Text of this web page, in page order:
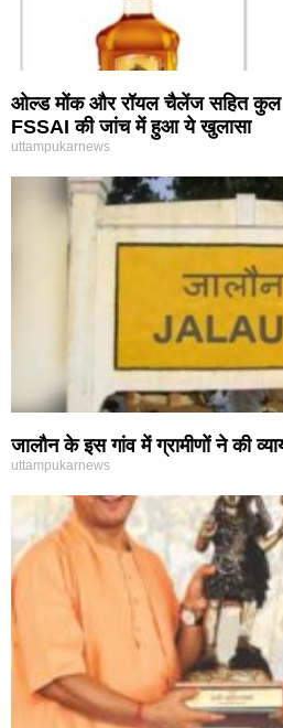
ओल्ड मोंक और रॉयल चैलेंज सहित कुल
FSSAI की जांच में हुआ ये खुलासा
uttampukarnews
जालौन के इस गांव में ग्रामीणों ने की
uttampukarnews